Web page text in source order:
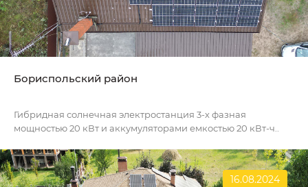
Бориспольский район
Гибридная солнечная электростанция 3-х фазная
мощностью 20 кВт и аккумуляторами емкостью 20 кВт-ч..
16.08.2024